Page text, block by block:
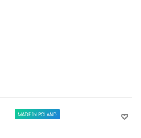
MADE IN POLAND